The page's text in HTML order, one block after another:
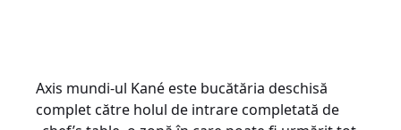
Axis mundi-ul Kané este bucătăria deschisă
complet către holul de intrare completată de